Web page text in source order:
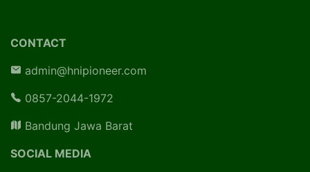
CONTACT
admin@hnipioneer.com
0857-2044-1972
Bandung Jawa Barat
SOCIAL MEDIA